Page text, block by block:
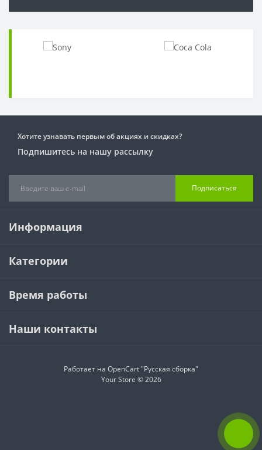
Хотите узнавать первым об акциях и скидках?
Подпишитесь на нашу рассылку
Подписаться
Информация
Категории
Время работы
Наши контакты
Работает на OpenCart "Русская сборка"
Your Store © 2026